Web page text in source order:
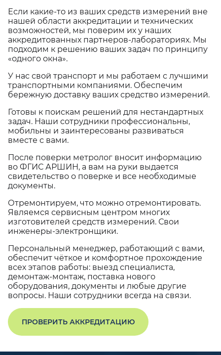
Если какие-то из ваших средств измерений вне
нашей области аккредитации и технических
возможностей, мы поверим их у наших
аккредитованных партнеров-лабораториях. Мы
подходим к решению ваших задач по принципу
«одного окна».
У нас свой транспорт и мы работаем с лучшими
транспортными компаниями. Обеспечим
бережную доставку ваших средство измерений.
Готовы к поискам решений для нестандартных
задач. Наши сотрудники профессиональны,
мобильны и заинтересованы развиваться
вместе с вами.
После поверки метролог вносит информацию
во ФГИС АРШИН, а вам на руки выдается
свидетельство о поверке и все необходимые
документы.
Отремонтируем, что можно отремонтировать.
Являемся сервисным центром многих
изготовителей средств измерений. Свои
инженеры-электронщики.
Персональный менеджер, работающий с вами,
обеспечит чёткое и комфортное прохождение
всех этапов работы: выезд специалиста,
демонтаж-монтаж, поставка нового
оборудования, документы и любые другие
вопросы. Наши сотрудники всегда на связи.
ПРОВЕРИТЬ АККРЕДИТАЦИЮ